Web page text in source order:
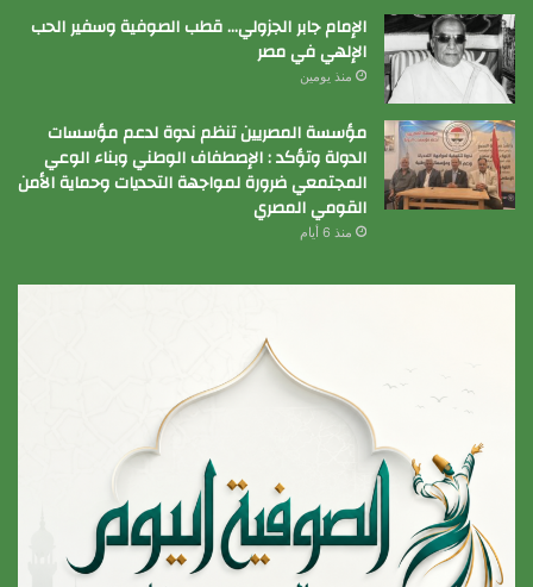
الإمام جابر الجزولي… قطب الصوفية وسفير الحب
الإلهي في مصر
منذ يومين
مؤسسة المصريين تنظم ندوة لدعم مؤسسات
الدولة وتؤكد : الإصطفاف الوطني وبناء الوعي
المجتمعي ضرورة لمواجهة التحديات وحماية الأمن
القومي المصري
منذ 6 أيام